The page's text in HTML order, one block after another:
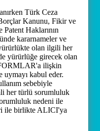
Türk Ceza
Kanunu, Fikir ve
Haklarının
kararnameler ve
olan ilgili her
yürürlüğe girecek olan
ilişkin
uymayı kabul eder.
sebebiyle
her türlü sorumluluk
nedeni ile
ile birlikte ALICI'ya